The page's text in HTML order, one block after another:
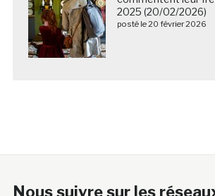
2025 (20/02/2026)
posté le 20 février 2026
Nous suivre sur les